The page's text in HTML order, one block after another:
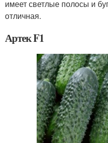
имеет светлые полосы и
отличная.
Артек F1